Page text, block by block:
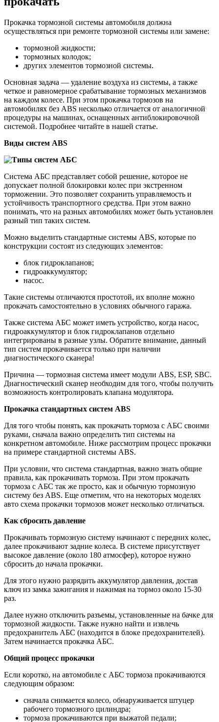
с
как
прокачать
Прокачка тормозной системы автомобиля должна
осуществляться при ремонте тормозной системы или замене:
тормозной жидкости;
тормозных колодок;
других элементов тормозной системы.
Основная задача — удаление воздуха из системы, а также
четкое и равномерное срабатывание тормозных механизмов
на каждом колесе. При этом прокачка тормозов на
автомобилях без ABS несколько отличается от аналогичной
процедуры на машинах, оснащенных антиблокировочной
системой. Подробнее читайте в нашей статье.
Виды систем ABS
Cистема АБС представляет собой решение, которое не
допускает полной блокировки колес при экстренном
торможении. Это позволяет сохранить управляемость и
устойчивость транспортного средства. При этом важно
понимать, что на разных автомобилях может быть установлен
разный тип таких систем.
Можно выделить стандартные системы ABS, которые по
конструкции состоят из следующих элементов:
блок гидроклапанов;
гидроаккумулятор;
насос.
Такие системы отличаются простотой, их вполне можно
прокачать самостоятельно в условиях обычного гаража.
Также система АБС может иметь устройство, когда насос,
гидроаккумулятор и блок гидроклапанов отдельно
интегрированы в разные узлы. Обратите внимание, данный
тип систем прокачивается только при наличии
диагностического сканера!
Причина — тормозная система имеет модули ABS, ESP, SBC.
Диагностический сканер необходим для того, чтобы получить
возможность контролировать клапана модулятора.
Прокачка стандартных систем ABS
Для того чтобы понять, как прокачать тормоза с АБС своими
руками, сначала важно определить тип системы на
конкретном автомобиле. Ниже рассмотрим процесс прокачки
на примере стандартной системы ABS.
При условии, что система стандартная, важно знать общие
правила, как прокачивать тормоза. При этом прокачать
тормоза с АБС так же просто, как и обычную тормозную
систему без ABS. Еще отметим, что на некоторых моделях
авто схема прокачки тормозов может несколько отличаться.
Как сбросить давление
Прокачивать тормозную систему начинают с передних колес,
далее прокачивают задние колеса. В системе присутствует
высокое давление (около 180 атмосфер), которое нужно
сбросить до начала прокачки.
Для этого нужно разрядить аккумулятор давления, достав
ключ из замка зажигания и нажимая на тормоз около 15-30
раз.
Далее нужно отключить разъемы, установленные на бачке для
тормозной жидкости. Также нужно найти и извлечь
предохранитель АБС (находится в блоке предохранителей).
Затем начинается прокачка АБС.
Общий процесс прокачки
Если коротко, на автомобиле с АБС тормоза прокачиваются
следующим образом:
сначала снимается колесо, обнаруживается штуцер
рабочего тормозного цилиндра;
тормоза прокачиваются при выжатой педали;